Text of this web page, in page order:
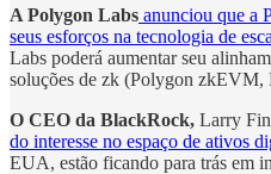
A Polygon Labs anunciou que a
seus esforços na tecnologia de
Labs poderá aumentar seu
soluções de zk (Polygon zkEVM,
O CEO da BlackRock, Larry
do interesse no espaço de ativos
EUA, estão ficando para trás em